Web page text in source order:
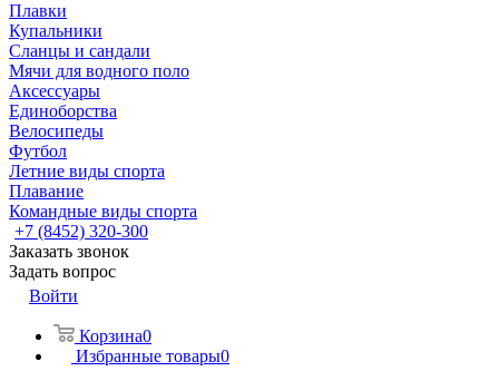
Плавки
Купальники
Сланцы и сандали
Мячи для водного поло
Аксессуары
Единоборства
Велосипеды
Футбол
Летние виды спорта
Плавание
Командные виды спорта
+7 (8452) 320-300
Заказать звонок
Задать вопрос
Войти
Корзина0
Избранные товары0